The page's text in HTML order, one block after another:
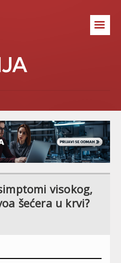
☰
visokog,
šećera u krvi?